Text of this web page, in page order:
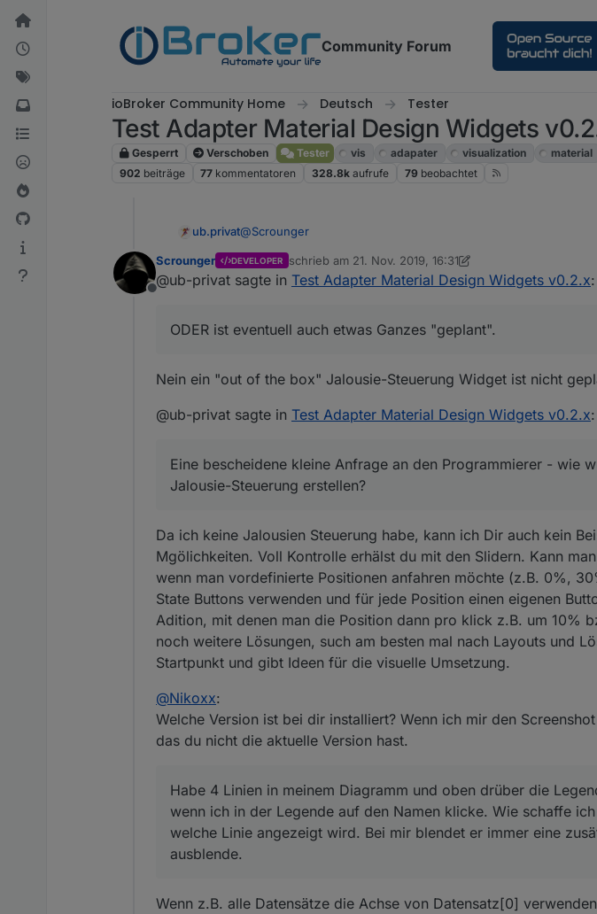
Weiter zum Inhalt
Community Forum
ioBroker Community Home Deutsch Tester
Test Adapter Material Design Widgets
Gesperrt Verschoben Tester vis adapater visualization material
902 beiträge 77 kommentatoren 328.8k aufrufe 79 beobachtet
ub.privat@Scrounger
Eine bescheidene kleine Anfrage an den Programmierer - wie
Steuerung erstellen? Zusammen gestellt aus Slidern und
sicher auch immer eine gute Antwort
Offline
Scrounger DEVELOPER schrieb am 21. Nov. 2019, 16:31
zuletzt editiert von Scrounger
@ub-privat sagte in Test Adapter Material Design Widgets v0.2.x:
ODER ist eventuell auch etwas Ganzes "geplant".
Nein ein "out of the box" Jalousie-Steuerung Widget ist nicht
@ub-privat sagte in Test Adapter Material Design Widgets v0.2.x:
Eine bescheidene kleine Anfrage an den Programmierer - wie
Jalousie-Steuerung erstellen?
Da ich keine Jalousien Steuerung habe, kann ich Dir auch kein
Mgölichkeiten. Voll Kontrolle erhälst du mit den Slidern. Kann
wenn man vordefinierte Positionen anfahren möchte (z.B. 0%,
State Buttons verwenden und für jede Position einen eigenen
Adition, mit denen man die Position dann pro klick z.B. um 10%
noch weitere Lösungen, such am besten mal nach Layouts und
Startpunkt und gibt Ideen für die visuelle Umsetzung.
@Nikoxx:
Welche Version ist bei dir installiert? Wenn ich mir den
das du nicht die aktuelle Version hast.
Habe 4 Linien in meinem Diagramm und oben drüber die
wenn ich in der Legende auf den Namen klicke. Wie schaffe
welche Linie angezeigt wird. Bei mir blendet er immer eine
ausblende.
Wenn z.B. alle Datensätze die Achse von Datensatz[0]